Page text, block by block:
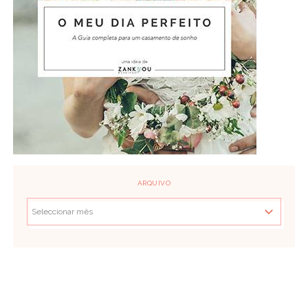
ARQUIVO